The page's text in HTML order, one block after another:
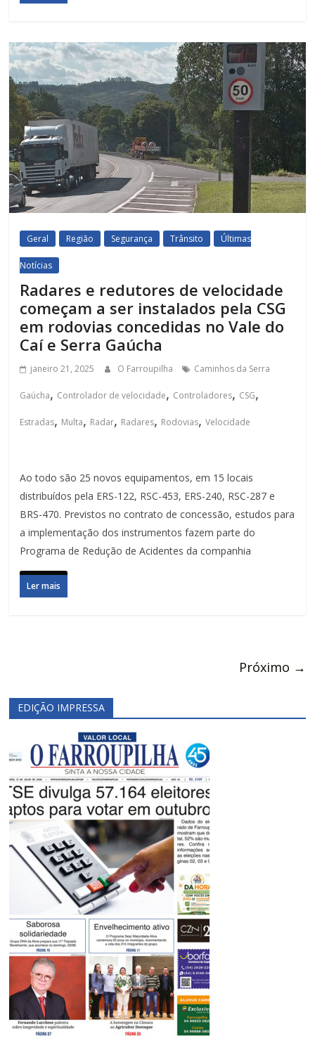
Geral Região Segurança Trânsito Últimas
Notícias
Radares e redutores de velocidade
começam a ser instalados pela CSG
em rodovias concedidas no Vale do
Caí e Serra Gaúcha
janeiro 21, 2025 O Farroupilha Caminhos da Serra
Gaúcha, Controlador de velocidade, Controladores, CSG,
Estradas, Multa, Radar, Radares, Rodovias,Velocidade
Ao todo são 25 novos equipamentos, em 15 locais
distribuídos pela ERS-122, RSC-453, ERS-240, RSC-287 e
BRS-470. Previstos no contrato de concessão, estudos para
a implementação dos instrumentos fazem parte do
Programa de Redução de Acidentes da companhia
Ler mais
Próximo →
EDIÇÃO IMPRESSA